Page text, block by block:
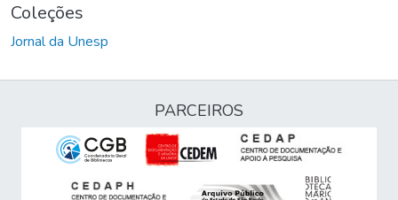
Coleções
Jornal da Unesp
PARCEIROS